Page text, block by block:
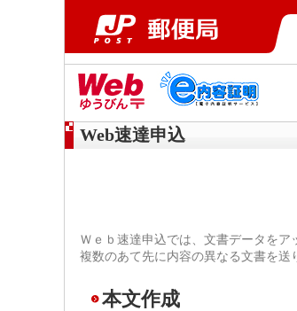
Web速達申込
Ｗｅｂ速達申込では、文書データを
複数のあて先に内容の異なる文書を送
本文作成